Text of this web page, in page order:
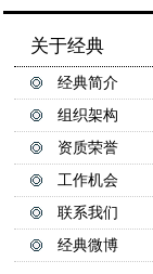
关于经典
经典简介
组织架构
资质荣誉
工作机会
联系我们
经典微博